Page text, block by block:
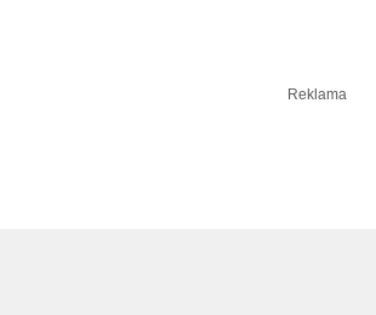
Reklama